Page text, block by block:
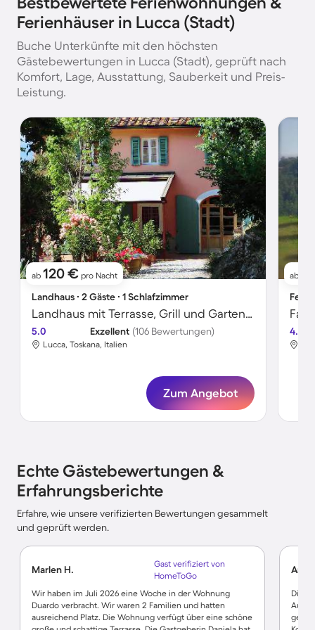
Ferienhäuser in Lucca (Stadt)
Buche Unterkünfte mit den höchsten
Gästebewertungen in Lucca (Stadt), geprüft nach
Komfort, Lage, Ausstattung, Sauberkeit und Preis-
Leistung.
ab 120 € pro Nacht
Landhaus ∙ 2 Gäste ∙ 1 Schlafzimmer
Landhaus mit Terrasse, Grill und Garten | Naturblick | Haustiere erlaubt
5.0 Exzellent (106 Bewertungen)
Lucca, Toskana, Italien
Zum Angebot
ab
4.7
Echte Gästebewertungen &
Erfahrungsberichte
Erfahre, wie unsere verifizierten Bewertungen gesammelt
und geprüft werden.
Marlen H.
Gast verifiziert von
HomeToGo
Wir haben im Juli 2026 eine Woche in der Wohnung
Duardo verbracht. Wir waren 2 Familien und hatten
ausreichend Platz. Die Wohnung verfügt über eine schöne
Die